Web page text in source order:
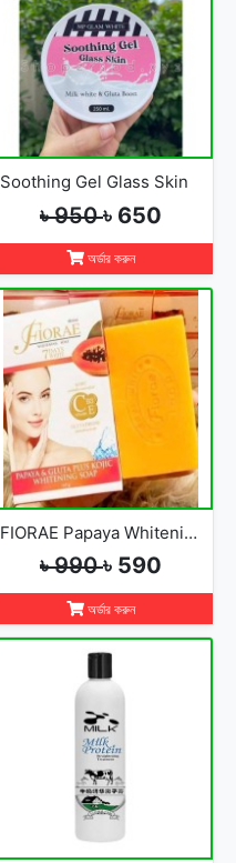
Soothing Gel Glass Skin
৳ 950৳ 650
অর্ডার করুন
FIORAE Papaya Whitening Soap
৳ 990৳ 590
অর্ডার করুন